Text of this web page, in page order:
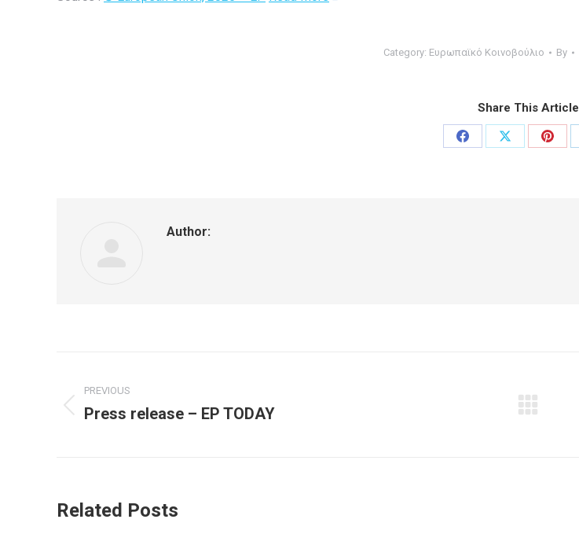
Category: Ευρωπαϊκό Κοινοβούλιο By
Share This Article
Share
Share
Share
Author:
navigation
PREVIOUS
Previous
Press release – EP TODAY
Related Posts